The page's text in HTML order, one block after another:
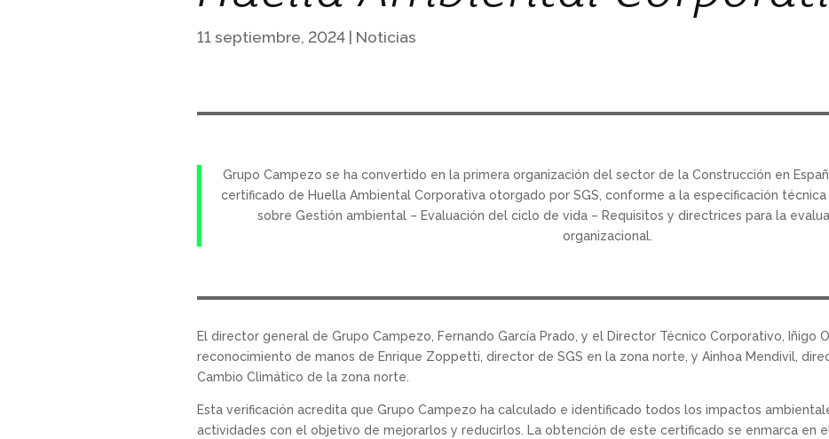
11 septiembre, 2024 | Noticias
Grupo Campezo se ha convertido en la primera organización del sector de la Construcción en
certificado de Huella Ambiental Corporativa otorgado por SGS, conforme a la especificación
sobre Gestión ambiental – Evaluación del ciclo de vida – Requisitos y directrices para la
organizacional.
El director general de Grupo Campezo, Fernando García Prado, y el Director Técnico Corporativo, Iñigo
reconocimiento de manos de Enrique Zoppetti, director de SGS en la zona norte, y Ainhoa Mendivil,
Cambio Climático de la zona norte.
Esta verificación acredita que Grupo Campezo ha calculado e identificado todos los impactos
actividades con el objetivo de mejorarlos y reducirlos. La obtención de este certificado se enmarca en